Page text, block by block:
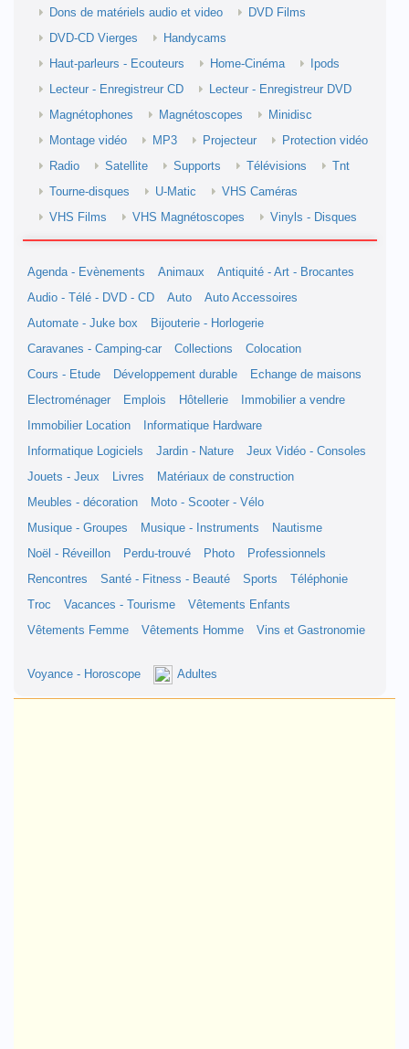
Dons de matériels audio et video
DVD Films
DVD-CD Vierges
Handycams
Haut-parleurs - Ecouteurs
Home-Cinéma
Ipods
Lecteur - Enregistreur CD
Lecteur - Enregistreur DVD
Magnétophones
Magnétoscopes
Minidisc
Montage vidéo
MP3 Projecteur
Protection vidéo
Radio
Satellite Supports Télévisions
Tnt
Tourne-disques
U-Matic
VHS Caméras
VHS Films
VHS Magnétoscopes Vinyls - Disques
Agenda - Evènements Animaux
Antiquité - Art - Brocantes
Audio - Télé - DVD - CD
Auto
Auto Accessoires
Automate - Juke box
Bijouterie - Horlogerie
Caravanes - Camping-car
Collections
Colocation
Cours - Etude
Développement durable
Echange de maisons
Electroménager
Emplois Hôtellerie
Immobilier a vendre
Immobilier Location
Informatique Hardware
Informatique Logiciels
Jardin - Nature
Jeux Vidéo - Consoles
Jouets - Jeux
Livres
Matériaux de construction
Meubles - décoration
Moto - Scooter - Vélo
Musique - Groupes
Musique - Instruments
Nautisme
Noël - Réveillon
Perdu-trouvé Photo
Professionnels
Rencontres
Santé - Fitness - Beauté Sports
Téléphonie
Troc
Vacances - Tourisme
Vêtements Enfants
Vêtements Femme
Vêtements Homme Vins et Gastronomie
Voyance - Horoscope Adultes